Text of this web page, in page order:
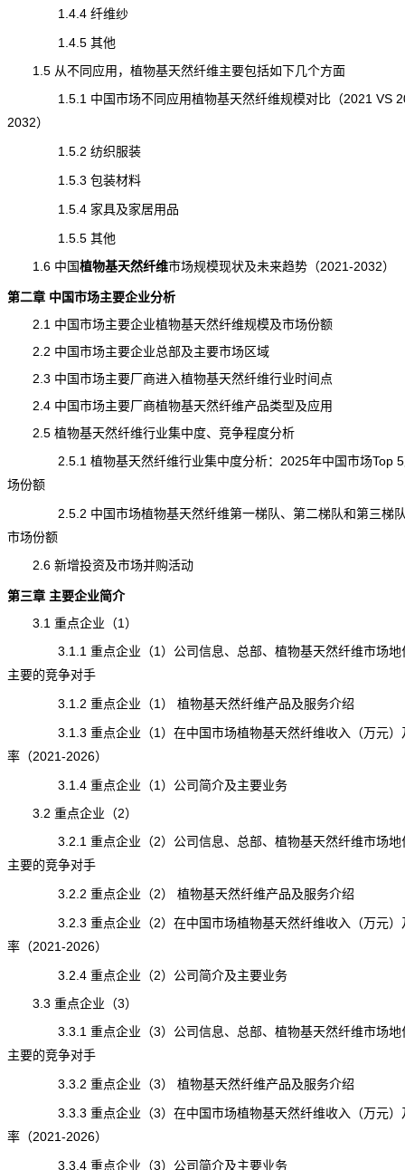
1.4.4 纤维纱
1.4.5 其他
1.5 从不同应用，植物基天然纤维主要包括如下几个方面
1.5.1 中国市场不同应用植物基天然纤维规模对比（2021 VS
2032）
1.5.2 纺织服装
1.5.3 包装材料
1.5.4 家具及家居用品
1.5.5 其他
1.6 中国植物基天然纤维市场规模现状及未来趋势（2021-2032）
第二章 中国市场主要企业分析
2.1 中国市场主要企业植物基天然纤维规模及市场份额
2.2 中国市场主要企业总部及主要市场区域
2.3 中国市场主要厂商进入植物基天然纤维行业时间点
2.4 中国市场主要厂商植物基天然纤维产品类型及应用
2.5 植物基天然纤维行业集中度、竞争程度分析
2.5.1 植物基天然纤维行业集中度分析：2025年中国市场Top 5
场份额
2.5.2 中国市场植物基天然纤维第一梯队、第二梯队和第三梯
市场份额
2.6 新增投资及市场并购活动
第三章 主要企业简介
3.1 重点企业（1）
3.1.1 重点企业（1）公司信息、总部、植物基天然纤维市场地
主要的竞争对手
3.1.2 重点企业（1） 植物基天然纤维产品及服务介绍
3.1.3 重点企业（1）在中国市场植物基天然纤维收入（万元）
率（2021-2026）
3.1.4 重点企业（1）公司简介及主要业务
3.2 重点企业（2）
3.2.1 重点企业（2）公司信息、总部、植物基天然纤维市场地
主要的竞争对手
3.2.2 重点企业（2） 植物基天然纤维产品及服务介绍
3.2.3 重点企业（2）在中国市场植物基天然纤维收入（万元）
率（2021-2026）
3.2.4 重点企业（2）公司简介及主要业务
3.3 重点企业（3）
3.3.1 重点企业（3）公司信息、总部、植物基天然纤维市场地
主要的竞争对手
3.3.2 重点企业（3） 植物基天然纤维产品及服务介绍
3.3.3 重点企业（3）在中国市场植物基天然纤维收入（万元）
率（2021-2026）
3.3.4 重点企业（3）公司简介及主要业务